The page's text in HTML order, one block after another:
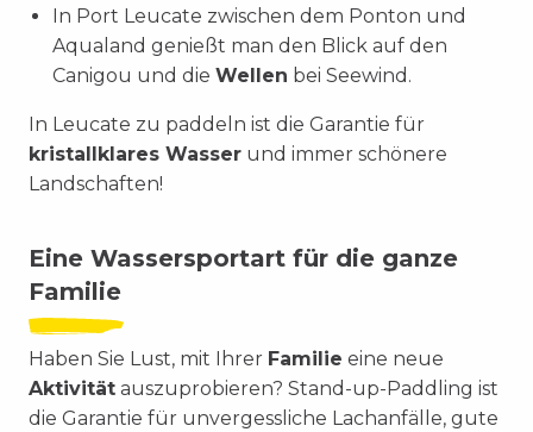
In Port Leucate zwischen dem Ponton und
Aqualand genießt man den Blick auf den
Canigou und die Wellen bei Seewind.
In Leucate zu paddeln ist die Garantie für
kristallklares Wasser und immer schönere
Landschaften!
Eine Wassersportart für die ganze
Familie
Haben Sie Lust, mit Ihrer Familie eine neue
Aktivität auszuprobieren? Stand-up-Paddling ist
die Garantie für unvergessliche Lachanfälle, gute